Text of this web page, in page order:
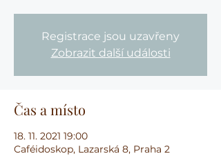
Registrace jsou uzavřeny
Zobrazit další události
Čas a místo
18. 11. 2021 19:00
Caféidoskop, Lazarská 8, Praha 2